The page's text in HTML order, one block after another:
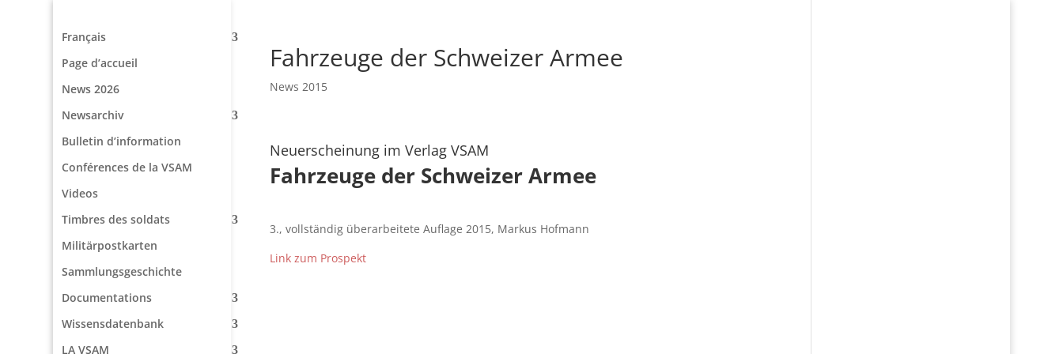
Français
Page d’accueil
News 2026
Newsarchiv
Bulletin d’information
Conférences de la VSAM
Videos
Timbres des soldats
Militärpostkarten
Sammlungsgeschichte
Documentations
Wissensdatenbank
LA VSAM
Fahrzeuge der Schweizer Armee
News 2015
Neuerscheinung im Verlag VSAM
Fahrzeuge der Schweizer Armee
3., vollständig überarbeitete Auflage 2015, Markus Hofmann
Link zum Prospekt